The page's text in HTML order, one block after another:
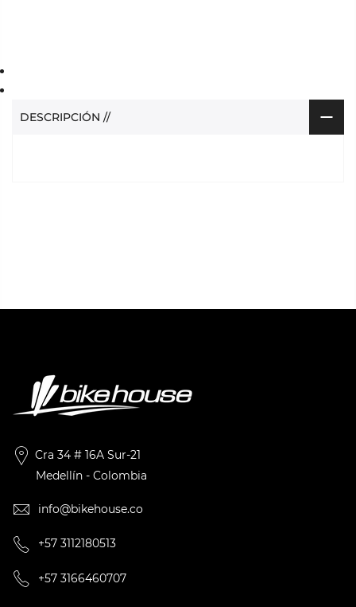
DESCRIPCIÓN //
Cra 34 # 16A Sur-21
Medellín - Colombia
info@bikehouse.co
+57 3112180513
+57 3166460707